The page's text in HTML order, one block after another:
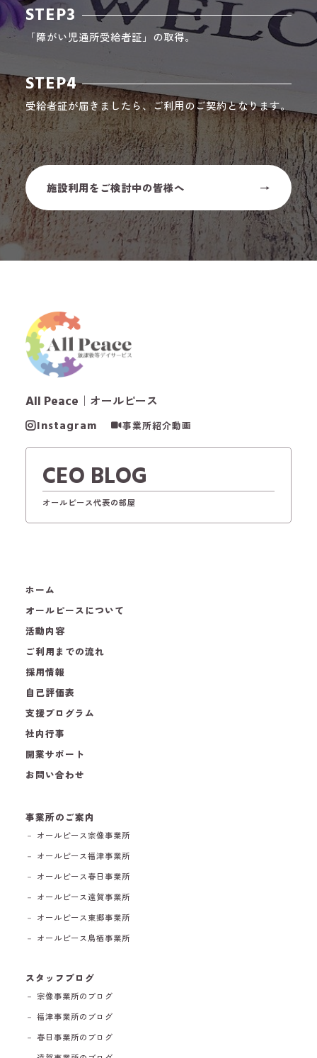
STEP3
「障がい児通所受給者証」の取得。
STEP4
受給者証が届きましたら、ご利用のご契約となります。
施設利用をご検討中の皆様へ
All Peace ｜オールピース
Instagram 事業所紹介動画
CEO BLOG
オールピース代表の部屋
ホーム
オールピースについて
活動内容
ご利用までの流れ
採用情報
自己評価表
支援プログラム
社内行事
開業サポート
お問い合わせ
事業所のご案内
－ オールピース宗像事業所
－ オールピース福津事業所
－ オールピース春日事業所
－ オールピース遠賀事業所
－ オールピース東郷事業所
－ オールピース鳥栖事業所
スタッフブログ
－ 宗像事業所のブログ
－ 福津事業所のブログ
－ 春日事業所のブログ